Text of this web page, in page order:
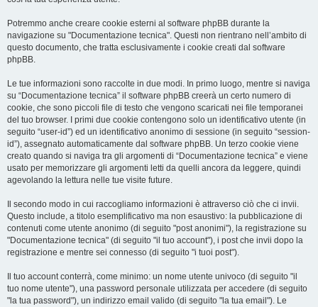
Potremmo anche creare cookie esterni al software phpBB durante la
navigazione su "Documentazione tecnica". Questi non rientrano nell’ambito di
questo documento, che tratta esclusivamente i cookie creati dal software
phpBB.
Le tue informazioni sono raccolte in due modi. In primo luogo, mentre si naviga
su “Documentazione tecnica” il software phpBB creerà un certo numero di
cookie, che sono piccoli file di testo che vengono scaricati nei file temporanei
del tuo browser. I primi due cookie contengono solo un identificativo utente (in
seguito “user-id”) ed un identificativo anonimo di sessione (in seguito “session-
id”), assegnato automaticamente dal software phpBB. Un terzo cookie viene
creato quando si naviga tra gli argomenti di “Documentazione tecnica” e viene
usato per memorizzare gli argomenti letti da quelli ancora da leggere, quindi
agevolando la lettura nelle tue visite future.
Il secondo modo in cui raccogliamo informazioni è attraverso ciò che ci invii.
Questo include, a titolo esemplificativo ma non esaustivo: la pubblicazione di
contenuti come utente anonimo (di seguito "post anonimi"), la registrazione su
"Documentazione tecnica" (di seguito "il tuo account"), i post che invii dopo la
registrazione e mentre sei connesso (di seguito "i tuoi post").
Il tuo account conterrà, come minimo: un nome utente univoco (di seguito "il
tuo nome utente"), una password personale utilizzata per accedere (di seguito
"la tua password"), un indirizzo email valido (di seguito "la tua email"). Le